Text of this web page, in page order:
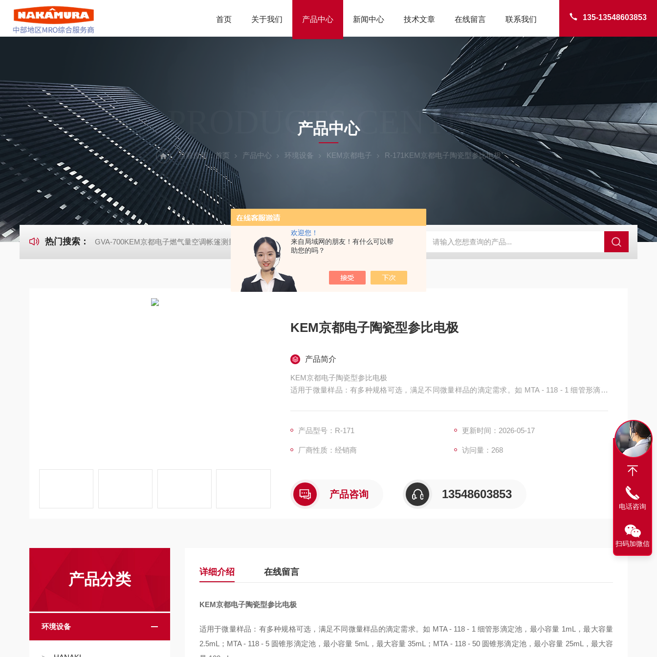
欢迎您！
来自局域网的朋友！有什么可以帮
助您的吗？
135-13548603853
首页 关于我们 产品中心 新闻中心 技术文章 在线留言 联系我们
PRODUCTS CENTER
产品中心
当前位置：首页 产品中心 环境设备 KEM京都电子 R-171KEM京都电子陶瓷型参比电极
热门搜索： GVA-700KEM京都电子燃气量空调帐篷测量装置 MD-Win日本：KEM京都电子汞测量和控制软件 GVA-710KEM京都电子燃气量空调帐篷测量仪 E3Z-BOMRON放大器
KEM京都电子陶瓷型参比电极
产品简介
KEM京都电子陶瓷型参比电极
适用于微量样品：有多种规格可选，满足不同微量样品的滴定需求。如 MTA - 118 - 1 细管形滴定
产品型号：R-171
更新时间：2026-05-17
厂商性质：经销商 访问量：268
产品咨询 13548603853
产品分类
环境设备
详细介绍 在线留言
KEM京都电子陶瓷型参比电极
适用于微量样品：有多种规格可选，满足不同微量样品的滴定需求。如 MTA - 118 - 1 细管形滴定池，最小容量 1mL，最大容量
2.5mL；MTA - 118 - 5 圆锥形滴定池，最小容量 5mL，最大容量 35mL；MTA - 118 - 50 圆锥形滴定池，最小容量 25mL，最大容
电话咨询
扫码加微信